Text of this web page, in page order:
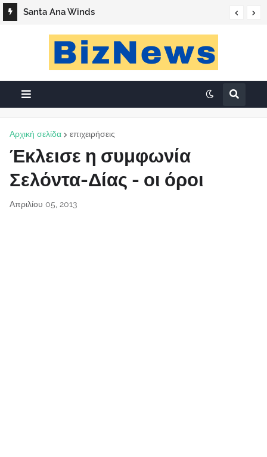
Santa Ana Winds
Αρχική σελίδα επιχειρήσεις
Έκλεισε η συμφωνία
Σελόντα-Δίας - οι όροι
Απριλίου 05, 2013